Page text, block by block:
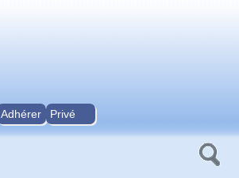
Adhérer Privé